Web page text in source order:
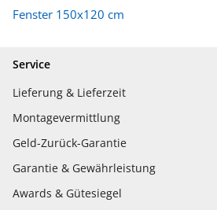
Fenster 150x120 cm
Service
Lieferung & Lieferzeit
Montagevermittlung
Geld-Zurück-Garantie
Garantie & Gewährleistung
Awards & Gütesiegel